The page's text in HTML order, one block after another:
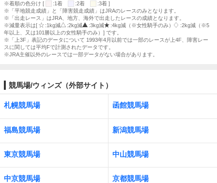
※着順の色分け [
:1着 :2着
:3着 ]
※「平地競走成績」と「障害競走成績」はJRAのレースのみとなります。
※「出走レース」はJRA、地方、海外で出走したレースの成績となります。
※減量表示は[
:1kg減 :2kg減 :3kg減 :4kg減（※女性騎手のみ）
:2kg減（※5
年以上、又は101勝以上の女性騎手のみ）] です。
※「上3F」表記のデータについて 1993年4月以前では一部のレースが上4F、障害レー
スに関しては平均Fで計測されたデータです。
※JRA主催以外のレースでは一部データがない場合があります。
競馬場/ウィンズ（外部サイト）
札幌競馬場 函館競馬場
福島競馬場 新潟競馬場
東京競馬場 中山競馬場
中京競馬場 京都競馬場